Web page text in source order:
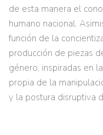
de esta manera el
humano nacional.
función de la
producción de piezas
género, inspiradas en
propia de la
y la postura disruptiva